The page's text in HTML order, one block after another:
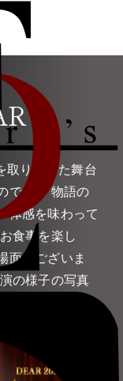
取り払った舞台
です。 物語の
体感を味わって
食事を楽し
面もございま
の様子の写真